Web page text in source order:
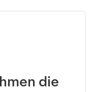
die